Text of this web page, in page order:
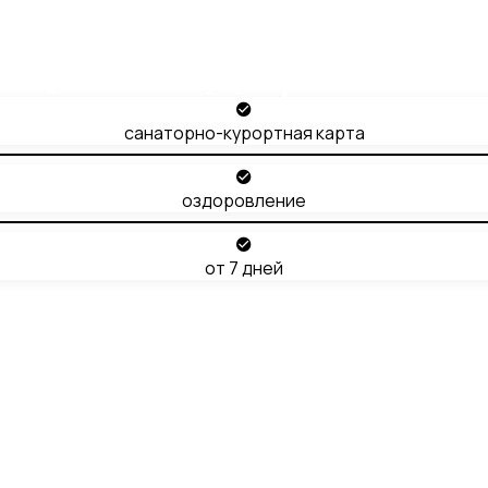
санаторно-курортная карта
оздоровление
от 7 дней